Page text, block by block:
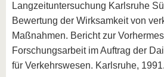
Langzeituntersuchung Karlsruhe
Bewertung der Wirksamkeit von
Maßnahmen. Bericht zur
Forschungsarbeit im Auftrag der
für Verkehrswesen. Karlsruhe, 1991.